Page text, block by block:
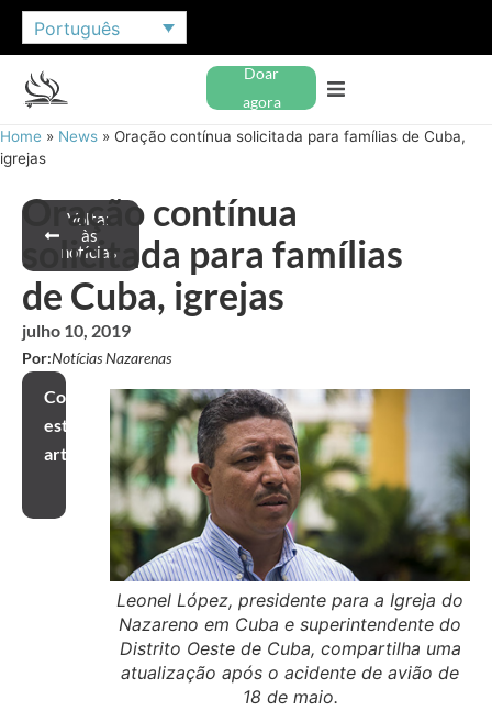
Português
Doar
agora
Home » News » Oração contínua solicitada para famílias de Cuba,
igrejas
Voltar
às
notícias
Oração contínua
solicitada para famílias
de Cuba, igrejas
julho 10, 2019
Por:Notícias Nazarenas
Compartilhar
este
artigo
Leonel López, presidente para a Igreja do
Nazareno em Cuba e superintendente do
Distrito Oeste de Cuba, compartilha uma
atualização após o acidente de avião de
18 de maio.